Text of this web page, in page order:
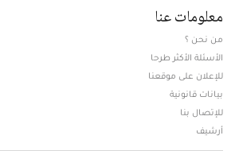
معلومات عنا
من نحن ؟
الأسئلة الأكثر طرحا
للإعلان على موقعنا
بيانات قانونية
للإتصال بنا
أرشيف